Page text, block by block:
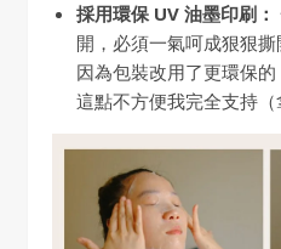
採用環保 UV 油墨印刷：
開，必須一氣呵成狠狠
因為包裝改用了更環保的
這點不方便我完全支持（